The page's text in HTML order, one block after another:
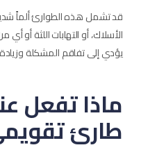
قد تشمل هذه الطوارئ ألماً
الأسلاك، أو التهابات اللثة أو
يؤدي إلى تفاقم المشكلة
ماذا تفعل
طارئ